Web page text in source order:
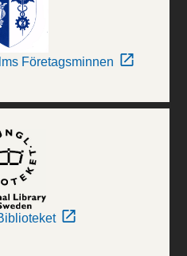
Företagsminnen